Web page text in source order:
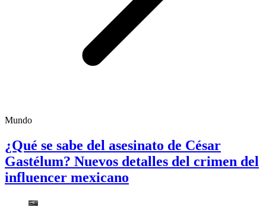
Mundo
¿Qué se sabe del asesinato de César
Gastélum? Nuevos detalles del crimen del
influencer mexicano